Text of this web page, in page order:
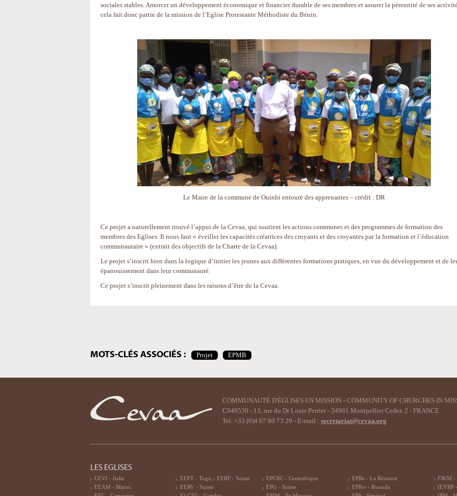
sociales stables. Amorcer un développement économique et financier durable de ses membres et assurer la pérennité de ses
cela fait donc partie de la mission de l’Eglise Protestante Méthodiste du Bénin.
Le Maire de la commune de Ouinhi entouré des apprenantes – crédit : DR
Ce projet a naturellement trouvé l’appui de la Cevaa, qui soutient les actions communes et des programmes de formation des
membres des Eglises. Il nous faut « éveiller les capacités créatrices des croyants et des croyantes par la formation et l’éducation
communautaire » (extrait des objectifs de la Charte de la Cevaa).
Le projet s’inscrit bien dans la logique d’initier les jeunes aux différentes formations pratiques, en vue du développement et de
épanouissement dans leur communauté.
Ce projet s’inscrit pleinement dans les raisons d’être de la Cevaa.
MOTS-CLÉS ASSOCIÉS : Projet EPMB
COMMUNAUTÉ D'ÉGLISES EN MISSION - COMMUNITY OF CHURCHES IN
CS49530 - 13, rue du Dr Louis Perrier - 34961 Montpellier Cedex 2 - FRANCE
Tel. +33 (0)4 67 80 73 29 - E-mail : secretariat@cevaa.org
LES EGLISES
CEVI - Italie
EEAM - Maroc
EEPT - Togo
EERF - Suisse
EERV - Suisse
EPCRC - Centrafrique
EPG - Suisse
EPRe - La Réunion
EPRw - Rwanda
FJKM -
IEVRP